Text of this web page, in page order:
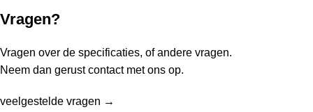
Vragen?
Vragen over de specificaties, of andere vragen.
Neem dan gerust contact met ons op.
veelgestelde vragen →